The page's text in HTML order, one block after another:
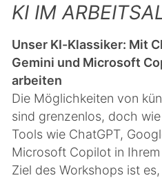
KI IM
Unser KI-Klassiker: Mit
Gemini und Microsoft
arbeiten
Die Möglichkeiten von
sind grenzenlos, doch
Tools wie ChatGPT,
Microsoft Copilot in
Ziel des Workshops ist